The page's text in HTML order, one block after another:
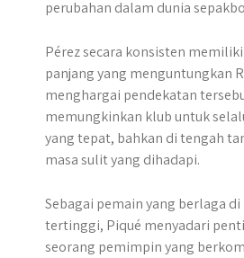
perubahan dalam dunia
Pérez secara konsisten
panjang yang menguntungkan
menghargai pendekatan
memungkinkan klub untuk
yang tepat, bahkan di tengah
masa sulit yang dihadapi.
Sebagai pemain yang berlaga
tertinggi, Piqué menyadari
seorang pemimpin yang